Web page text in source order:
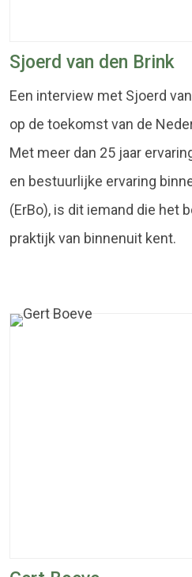
Sjoerd van den Brink
Een interview met Sjoerd
op de toekomst van de
Met meer dan 25 jaar
en bestuurlijke ervaring
(ErBo), is dit iemand die het
praktijk van binnenuit kent.